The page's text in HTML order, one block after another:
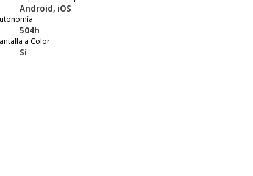
Android, iOS
504h
a Color
Sí